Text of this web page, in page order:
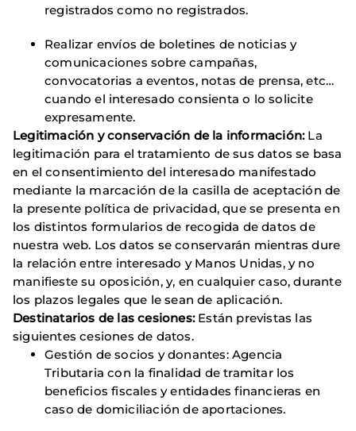
registrados como no registrados.
Realizar envíos de boletines de noticias y
comunicaciones sobre campañas,
convocatorias a eventos, notas de prensa, etc…
cuando el interesado consienta o lo solicite
expresamente.
Legitimación y conservación de la información:La
legitimación para el tratamiento de sus datos se basa
en el consentimiento del interesado manifestado
mediante la marcación de la casilla de aceptación de
la presente política de privacidad, que se presenta en
los distintos formularios de recogida de datos de
nuestra web. Los datos se conservarán mientras dure
la relación entre interesado y Manos Unidas, y no
manifieste su oposición, y, en cualquier caso, durante
los plazos legales que le sean de aplicación.
Destinatarios de las cesiones:Están previstas las
siguientes cesiones de datos.
Gestión de socios y donantes: Agencia
Tributaria con la finalidad de tramitar los
beneficios fiscales y entidades financieras en
caso de domiciliación de aportaciones.